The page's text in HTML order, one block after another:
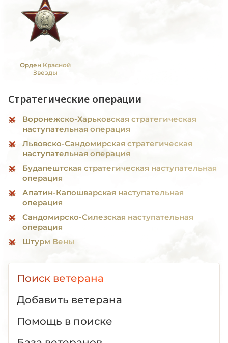
Орден Красной
Звезды
Стратегические операции
Воронежско-Харьковская стратегическая
наступательная операция
Львовско-Сандомирская стратегическая
наступательная операция
Будапештская стратегическая наступательная
операция
Апатин-Капошварская наступательная
операция
Сандомирско-Силезская наступательная
операция
Штурм Вены
Поиск ветерана
Добавить ветерана
Помощь в поиске